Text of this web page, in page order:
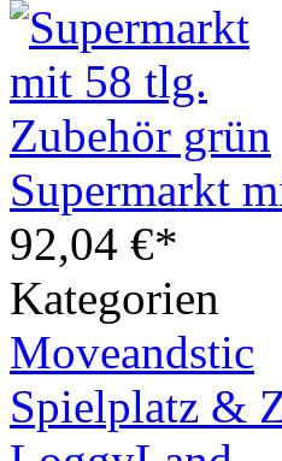
Supermarkt
92,04 €*
Kategorien
Moveandstic
Spielplatz &